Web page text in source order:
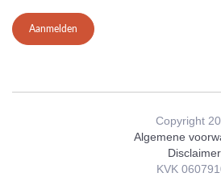
Aanmelden
Copyright
Algemene
Disclaimer
KVK